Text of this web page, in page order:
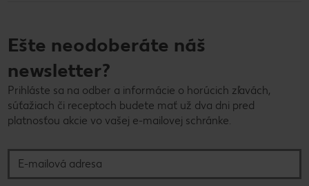
Ešte neodoberáte náš
newsletter?
Prihláste sa na odber a informácie o horúcich zľavách,
súťažiach či receptoch budete mať už dva dni pred
platnosťou akcie vo vašej e-mailovej schránke.